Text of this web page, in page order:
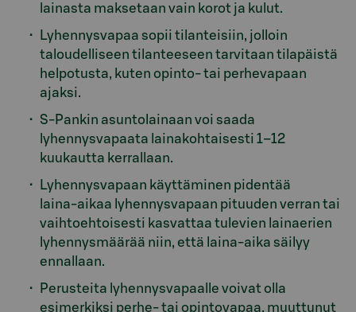
lainasta maksetaan vain korot ja kulut.
Lyhennysvapaa sopii tilanteisiin, jolloin
taloudelliseen tilanteeseen tarvitaan tilapäistä
helpotusta, kuten opinto- tai perhevapaan
ajaksi.
S‑Pankin asuntolainaan voi saada
lyhennysvapaata lainakohtaisesti 1–12
kuukautta kerrallaan.
Lyhennysvapaan käyttäminen pidentää
laina‑aikaa lyhennysvapaan pituuden verran tai
vaihtoehtoisesti kasvattaa tulevien lainaerien
lyhennysmäärää niin, että laina-aika säilyy
ennallaan.
Perusteita lyhennysvapaalle voivat olla
esimerkiksi perhe‑ tai opintovapaa, muuttunut